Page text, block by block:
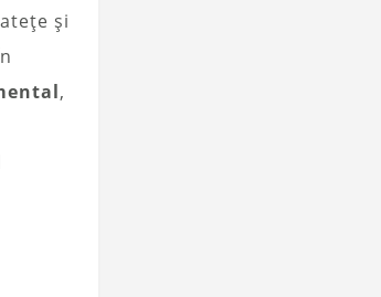
și
,